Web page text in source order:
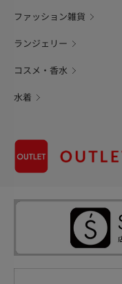
ファッション雑貨
ランジェリー
コスメ・香水
水着